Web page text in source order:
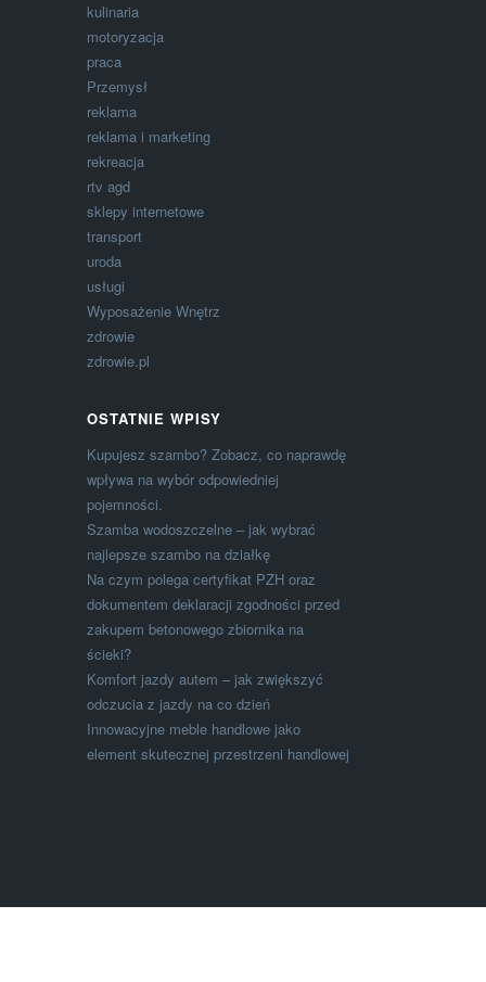
kulinaria
motoryzacja
praca
Przemysł
reklama
reklama i marketing
rekreacja
rtv agd
sklepy internetowe
transport
uroda
usługi
Wyposażenie Wnętrz
zdrowie
zdrowie.pl
OSTATNIE WPISY
Kupujesz szambo? Zobacz, co naprawdę
wpływa na wybór odpowiedniej
pojemności.
Szamba wodoszczelne – jak wybrać
najlepsze szambo na działkę
Na czym polega certyfikat PZH oraz
dokumentem deklaracji zgodności przed
zakupem betonowego zbiornika na
ścieki?
Komfort jazdy autem – jak zwiększyć
odczucia z jazdy na co dzień
Innowacyjne meble handlowe jako
element skutecznej przestrzeni handlowej